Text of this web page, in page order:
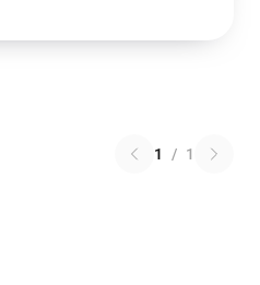
1 / 1